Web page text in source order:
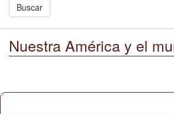
Buscar
Nuestra América y el